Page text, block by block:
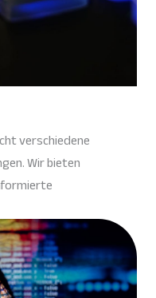
verschiedene
Wir bieten